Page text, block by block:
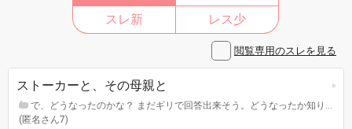
スレ新
レス少
閲覧専用のスレを見る
ストーカーと、その母親と
で、どうなったのかな？ まだギリで回答出来そう。どうなったか知り…
(匿名さん7)